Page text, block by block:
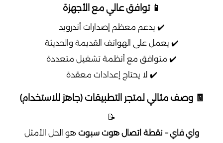
📱 توافق عالي مع الأجهزة
✔️ يدعم معظم إصدارات أندرويد
✔️ يعمل على الهواتف القديمة والحديثة
✔️ متوافق مع أنظمة تشغيل متعددة
✔️ لا يحتاج إعدادات معقدة
🧾 وصف مثالي لمتجر التطبيقات (جاهز للاستخدام)
📝
واي فاي – نقطة اتصال هوت سبوت هو الحل الأمثل